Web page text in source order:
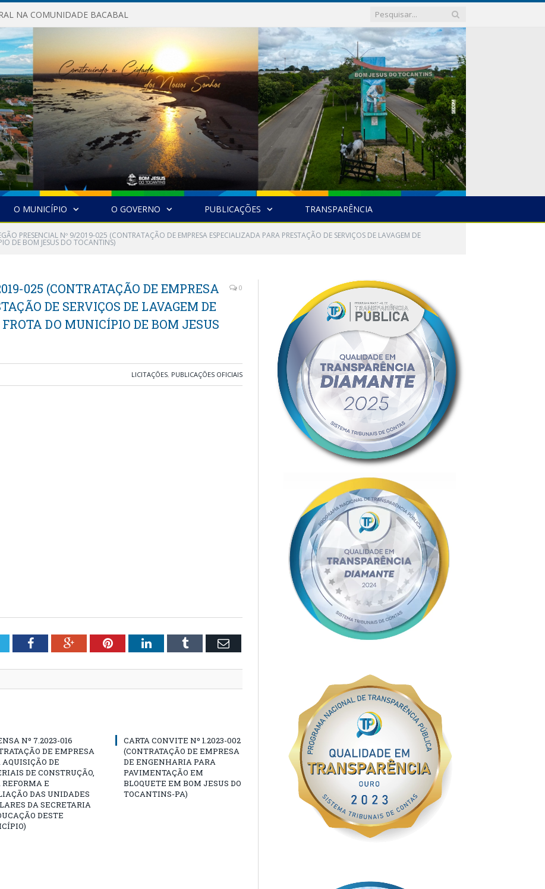
NA COMUNIDADE BACABAL
O MUNICÍPIO O GOVERNO PUBLICAÇÕES TRANSPARÊNCIA
PRESENCIAL Nº 9/2019-025 (CONTRATAÇÃO DE EMPRESA ESPECIALIZADA PARA PRESTAÇÃO DE SERVIÇOS DE LAVAGEM DE
DE BOM JESUS DO TOCANTINS)
025 (CONTRATAÇÃO DE EMPRESA
DE SERVIÇOS DE LAVAGEM DE
DO MUNICÍPIO DE BOM JESUS
0
LICITAÇÕES, PUBLICAÇÕES OFICIAIS
FacebookGoogle+PinterestLinkedInTumblr Email
Nº 7.2023-016
DE EMPRESA
AQUISIÇÃO DE
DE CONSTRUÇÃO,
E
DAS UNIDADES
DA SECRETARIA
DESTE
CARTA CONVITE Nº 1.2023-002
(CONTRATAÇÃO DE EMPRESA
DE ENGENHARIA PARA
PAVIMENTAÇÃO EM
BLOQUETE EM BOM JESUS DO
TOCANTINS-PA)